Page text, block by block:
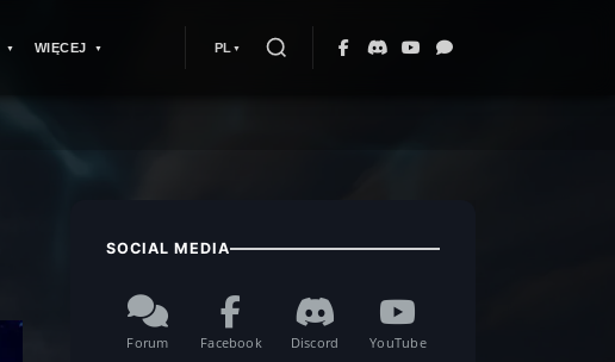
WIĘCEJ PL
SOCIAL MEDIA
Forum Facebook Discord YouTube